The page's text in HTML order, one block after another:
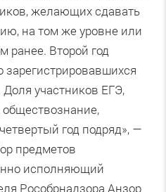
желающих сдавать
на том же уровне или
ранее. Второй год
зарегистрировавшихся
участников ЕГЭ,
год подряд», —
предметов
исполняющий
Рособрнадзора Анзор